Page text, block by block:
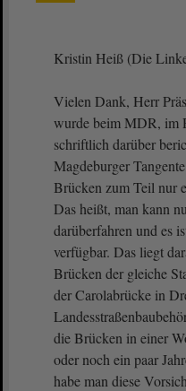
Kristin Heiß (Die
Vielen Dank, Herr
wurde beim MDR, im
schriftlich darüber
Magdeburger
Brücken zum Teil nur
Das heißt, man kann
darüberfahren und es
verfügbar. Das liegt
Brücken der gleiche
der Carolabrücke in
die Brücken in einer
oder noch ein paar
habe man diese